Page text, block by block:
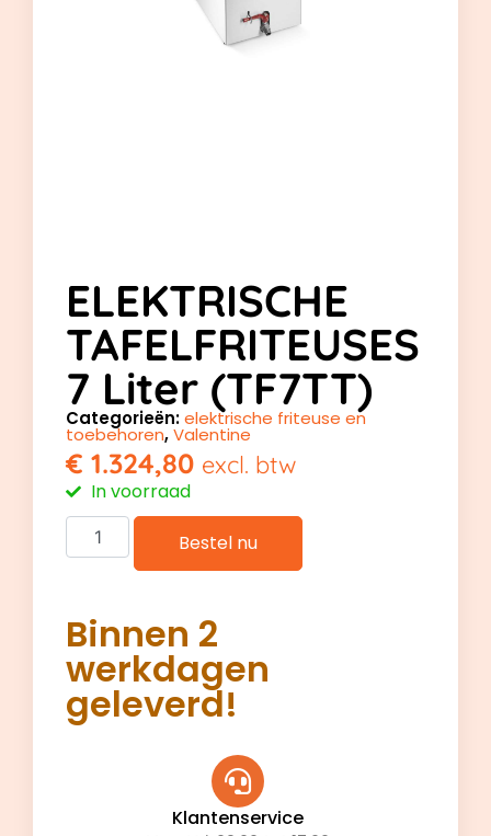
ELEKTRISCHE
TAFELFRITEUSES
7 Liter (TF7TT)
Categorieën:elektrische friteuse en
toebehoren,Valentine
€ 1.324,80 excl. btw
In voorraad
Bestel nu
Binnen 2
werkdagen
geleverd!
Klantenservice